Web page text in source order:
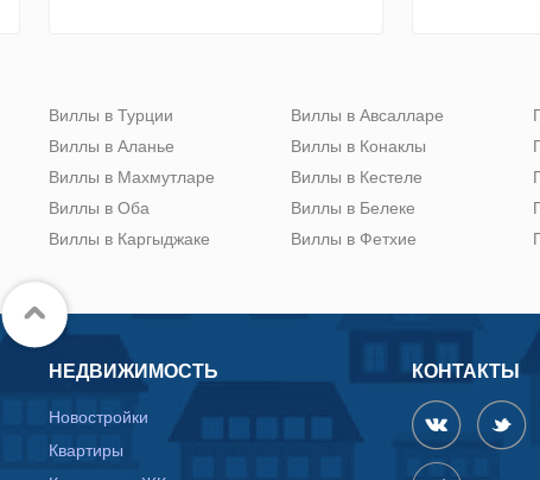
Виллы в Турции
Виллы в Аланье
Виллы в Махмутларе
Виллы в Оба
Виллы в Каргыджаке
Виллы в Авсалларе
Виллы в Конаклы
Виллы в Кестеле
Виллы в Белеке
Виллы в Фетхие
НЕДВИЖИМОСТЬ
Новостройки
Квартиры
КОНТАКТЫ